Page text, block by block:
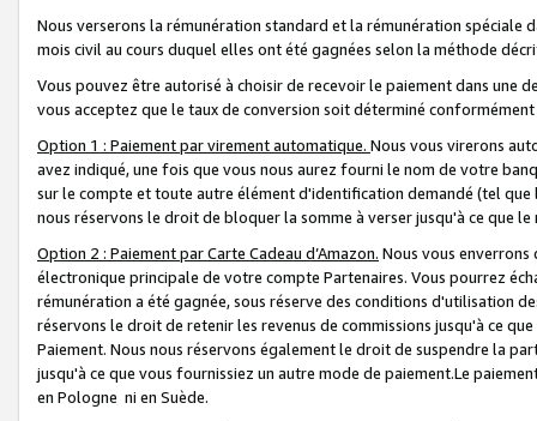
Nous verserons la rémunération standard et la rémunération spéciale
mois civil au cours duquel elles ont été gagnées selon la méthode
Vous pouvez être autorisé à choisir de recevoir le paiement dans une
vous acceptez que le taux de conversion soit déterminé
Option 1 : Paiement par virement automatique. Nous vous virerons
avez indiqué, une fois que vous nous aurez fourni le nom de votre
sur le compte et toute autre élément d'identification demandé (tel que
nous réservons le droit de bloquer la somme à verser jusqu'à ce que
Option 2 : Paiement par Carte Cadeau d’Amazon. Nous vous
électronique principale de votre compte Partenaires. Vous pourrez
rémunération a été gagnée, sous réserve des conditions d'utilisation
réservons le droit de retenir les revenus de commissions jusqu'à ce
Paiement. Nous nous réservons également le droit de suspendre la
jusqu'à ce que vous fournissiez un autre mode de paiement.Le
en Pologne ni en Suède.